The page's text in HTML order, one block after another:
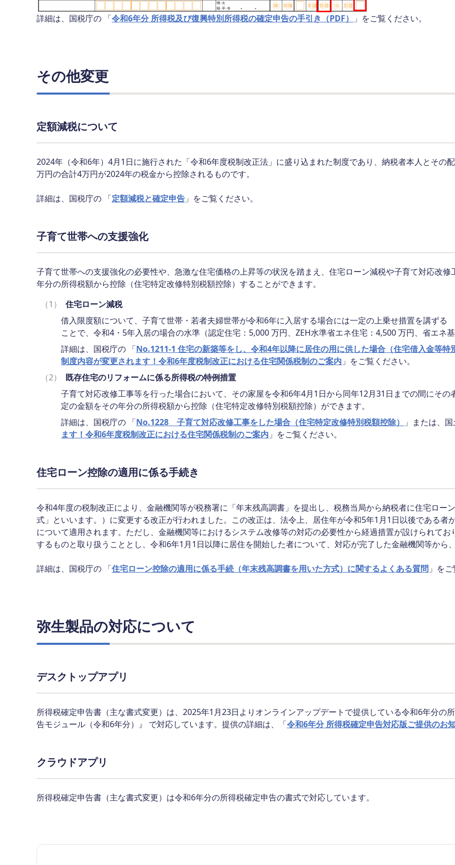
詳細は、国税庁の 「令和6年分 所得税及び復興特別所得税の確定申告の手引き（PDF） 」をご覧ください。
その他変更
定額減税について
2024年（令和6年）4月1日に施行された「令和6年度税制改正法」に盛り込まれた制度であり、納税者本人とその
万円の合計4万円が2024年の税金から控除されるものです。
詳細は、国税庁の 「定額減税と確定申告 」をご覧ください。
子育て世帯への支援強化
子育て世帯への支援強化の必要性や、急激な住宅価格の上昇等の状況を踏まえ、住宅ローン減税や子育て対応改
年分の所得税額から控除（住宅特定改修特別税額控除）することができます。
（1）
住宅ローン減税
借入限度額について、子育て世帯・若者夫婦世帯が令和6年に入居する場合には一定の上乗せ措置を講ずる
ことで、令和4・5年入居の場合の水準（認定住宅：5,000 万円、ZEH水準省エネ住宅：4,500 万円、省エネ
詳細は、国税庁の 「No.1211-1 住宅の新築等をし、令和4年以降に居住の用に供した場合（住宅借入金等特
制度内容が変更されます！令和6年度税制改正における住宅関係税制のご案内 」をご覧ください。
（2）
既存住宅のリフォームに係る所得税の特例措置
子育て対応改修工事等を行った場合において、その家屋を令和6年4月1日から同年12月31日までの間にそ
定の金額をその年分の所得税額から控除（住宅特定改修特別税額控除）ができます。
詳細は、国税庁の 「No.1228 子育て対応改修工事をした場合（住宅特定改修特別税額控除） 」または、
ます！令和6年度税制改正における住宅関係税制のご案内 」をご覧ください。
住宅ローン控除の適用に係る手続き
令和4年度の税制改正により、金融機関等が税務署に「年末残高調書」を提出し、税務当局から納税者に住宅ロー
式」といいます。）に変更する改正が行われました。この改正は、法令上、居住年が令和5年1月1日以後である者
について適用されます。ただし、金融機関等におけるシステム改修等の対応の必要性から経過措置が設けられて
するものと取り扱うこととし、令和6年1月1日以降に居住を開始した者について、対応が完了した金融機関等から
詳細は、国税庁の 「住宅ローン控除の適用に係る手続（年末残高調書を用いた方式）に関するよくある質問 」を
弥生製品の対応について
デスクトップアプリ
所得税確定申告書（主な書式変更）は、2025年1月23日よりオンラインアップデートで提供している令和6年分の
告モジュール（令和6年分）』 で対応しています。提供の詳細は、「令和6年分 所得税確定申告対応版ご提供のお
クラウドアプリ
所得税確定申告書（主な書式変更）は令和6年分の所得税確定申告の書式で対応しています。